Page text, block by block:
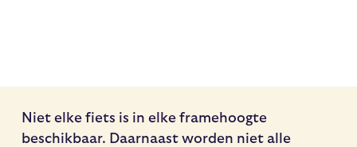
Niet elke fiets is in elke framehoogte
beschikbaar. Daarnaast worden niet alle